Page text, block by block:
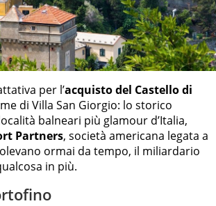
per l’acquisto del Castello di
di Villa San Giorgio: lo storico
balneari più glamour d’Italia,
Partners, società americana legata a
ormai da tempo, il miliardario
in più.